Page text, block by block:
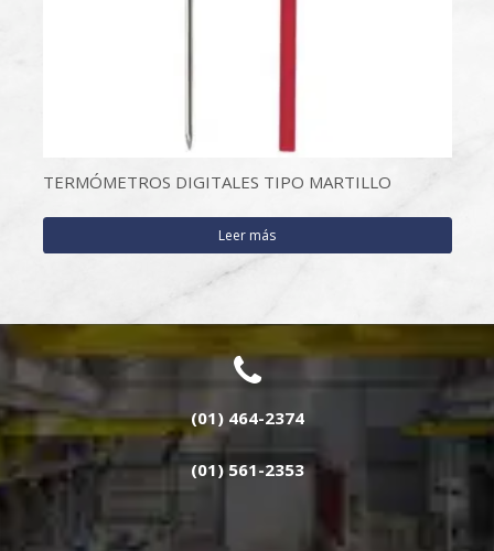
TERMÓMETROS DIGITALES TIPO MARTILLO
Leer más
(01) 464-2374
(01) 561-2353